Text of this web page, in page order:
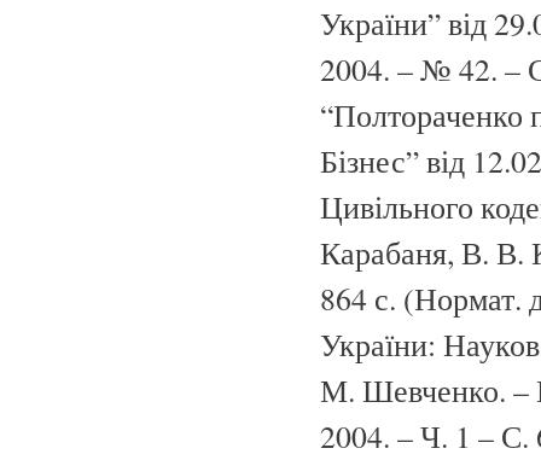
України” від
2004. – № 42. –
“Полтораченко
Бізнес” від
Цивільного
Карабаня, В. В.
864 с. (Нормат.
України:
М. Шевченко. –
2004. – Ч. 1 – С.